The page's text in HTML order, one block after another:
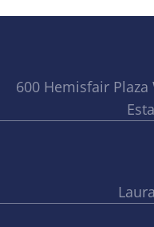
600 Hemisfair Plaza